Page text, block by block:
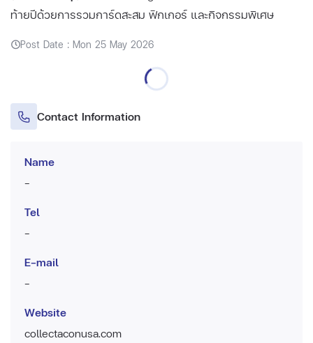
ท้ายปีด้วยการรวมการ์ดสะสม ฟิกเกอร์ และกิจกรรมพิเศษ
Post Date : Mon 25 May 2026
Contact Information
Name
-
Tel
-
E-mail
-
Website
collectaconusa.com